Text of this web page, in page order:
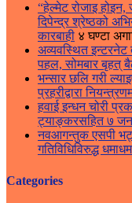
“हेल्मेट रोजाइ
दिपेन्द्र श्रेष्ठको
कारबाही ४ घण्टा
अव्यवस्थित इन्टरनेट
पहल, सोमबार बृहत्
भन्सार छलि गरी
प्रहरीद्वारा
हवाई इन्धन चोरी
ट्याङ्करसहित ७
नवआगन्तुक एसपी
गतिविधिविरुद्ध
Categories